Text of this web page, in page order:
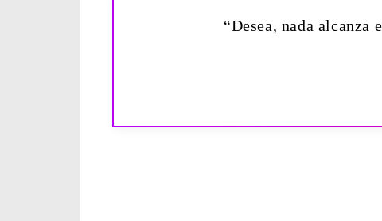
“Desea, nada